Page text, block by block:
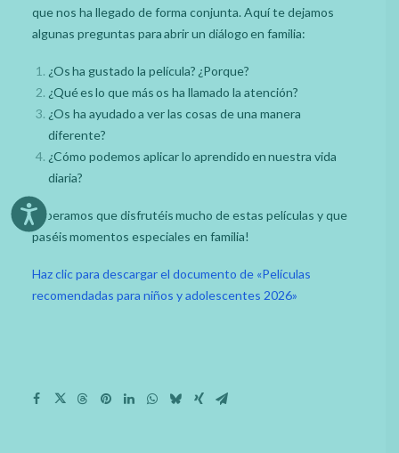
que nos ha llegado de forma conjunta. Aquí te dejamos
algunas preguntas para abrir un diálogo en familia:
¿Os ha gustado la película? ¿Porque?
¿Qué es lo que más os ha llamado la atención?
¿Os ha ayudado a ver las cosas de una manera
diferente?
¿Cómo podemos aplicar lo aprendido en nuestra vida
diaria?
Esperamos que disfrutéis mucho de estas películas y que
paséis momentos especiales en familia!
Haz clic para descargar el documento de «Películas
recomendadas para niños y adolescentes 2026»